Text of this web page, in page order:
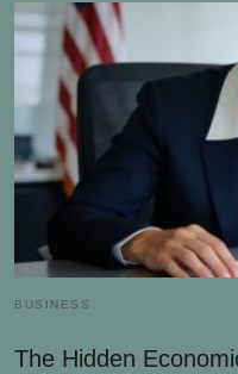
BUSINESS
The Hidden